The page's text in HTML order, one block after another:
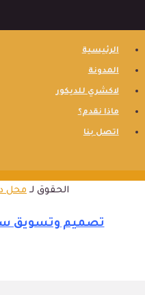
الرئيسية
المدونة
لاكشري للديكور
ماذا نقدم؟
اتصل بنا
الحقوق لـ محل
تصميم وتسويق